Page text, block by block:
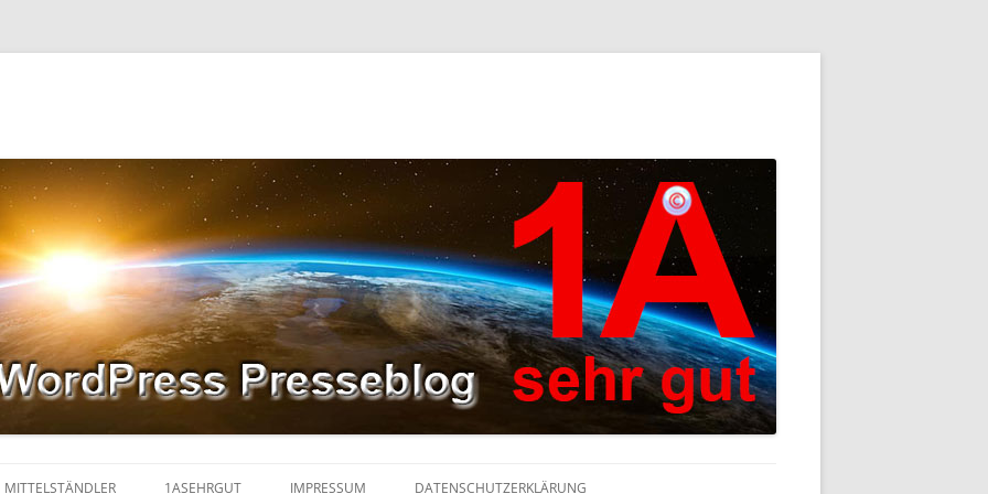
MITTELSTÄNDLER 1ASEHRGUT IMPRESSUM DATENSCHUTZERKLÄRUNG